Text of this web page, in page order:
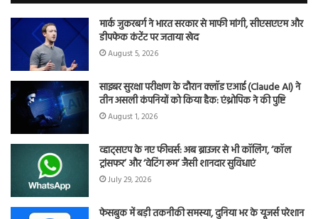
मार्क जुकरबर्ग ने भारत सरकार से माफी मांगी, सीएसएएम और
डीपफेक कंटेंट पर जताया खेद
August 5, 2026
साइबर सुरक्षा परीक्षण के दौरान क्लॉड एआई (Claude AI) ने
तीन असली कंपनियों को किया हैक: एंथ्रोपिक ने की पुष्टि
August 1, 2026
व्हाट्सएप के नए फीचर्स: अब ब्राउजर से भी कॉलिंग, ‘कॉल
ट्रांसफर’ और ‘वेटिंग रूम’ जैसी शानदार सुविधाएं
July 29, 2026
फेसबुक में बड़ी तकनीकी समस्या, दुनिया भर के यूजर्स परेशान